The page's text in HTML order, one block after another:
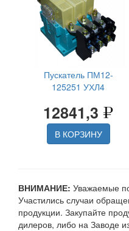
Пускатель ПМ12-
125251 УХЛ4
12841,3
В КОРЗИНУ
ВНИМАНИЕ: Уважаемые
Участились случаи
продукции. Закупайте
дилеров, либо на Заводе